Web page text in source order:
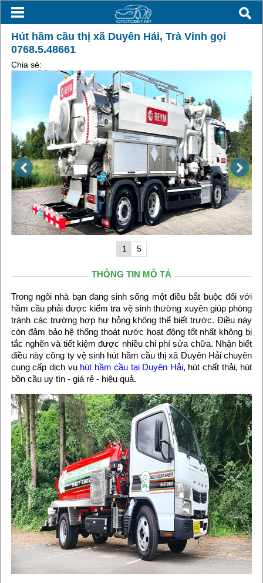
Hút hầm cầu thị xã Duyên Hải, Trà Vinh gọi
0768.5.48661
Chia sẻ:
1 5
THÔNG TIN MÔ TẢ
Trong ngôi nhà bạn đang sinh sống một điều bắt buộc đối với
hầm cầu phải được kiểm tra vệ sinh thường xuyên giúp phòng
tránh các trường hợp hư hỏng không thể biết trước. Điều này
còn đảm bảo hệ thống thoát nước hoạt động tốt nhất không bị
tắc nghẽn và tiết kiệm được nhiều chi phí sửa chữa. Nhận biết
điều này công ty vệ sinh hút hầm cầu thị xã Duyên Hải chuyên
cung cấp dịch vụ hút hầm cầu tại Duyên Hải, hút chất thải, hút
bồn cầu uy tín - giá rẻ - hiệu quả.